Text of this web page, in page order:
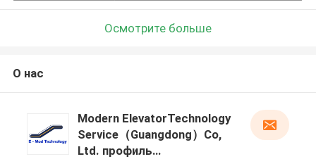
Осмотрите больше
О нас
Modern ElevatorTechnology
Service（Guangdong）Co,
Ltd. профиль